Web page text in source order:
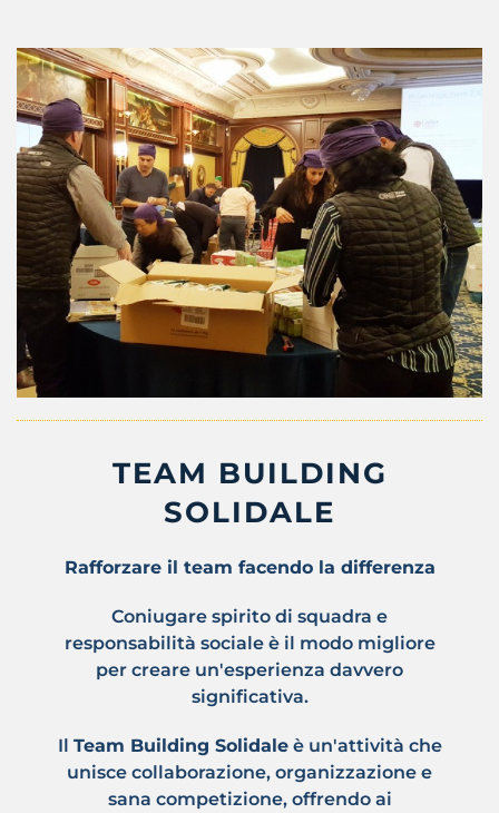
TEAM BUILDING
SOLIDALE
Rafforzare il team facendo la differenza
Coniugare spirito di squadra e
responsabilità sociale è il modo migliore
per creare un'esperienza davvero
significativa.
Il Team Building Solidaleè un'attività che
unisce collaborazione, organizzazione e
sana competizione, offrendo ai